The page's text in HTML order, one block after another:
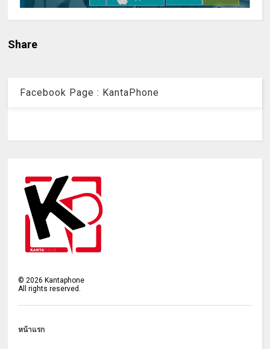
Share
Facebook Page : KantaPhone
©2026 Kantaphone
All rights reserved.
หน้าแรก